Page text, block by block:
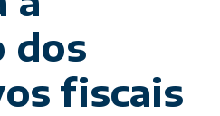
dos
fiscais